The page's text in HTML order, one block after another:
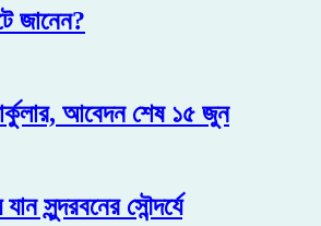
জানেন?
আবেদন শেষ ১৫ জুন
সুন্দরবনের সৌন্দর্যে